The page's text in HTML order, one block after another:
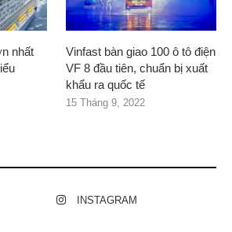
nhất
Vinfast bàn giao 100 ô tô điện
VF 8 đầu tiên, chuẩn bị xuất
khẩu ra quốc tế
15 Tháng 9, 2022
INSTAGRAM